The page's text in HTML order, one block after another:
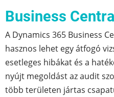
Business Central
A Dynamics 365 Business
hasznos lehet egy átfogó
esetleges hibákat és a
nyújt megoldást az audit
több területen jártas